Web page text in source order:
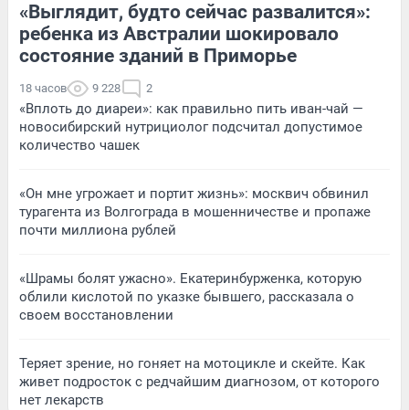
«Выглядит, будто сейчас развалится»:
ребенка из Австралии шокировало
состояние зданий в Приморье
18 часов 9 228 2
«Вплоть до диареи»: как правильно пить иван-чай —
новосибирский нутрициолог подсчитал допустимое
количество чашек
«Он мне угрожает и портит жизнь»: москвич обвинил
турагента из Волгограда в мошенничестве и пропаже
почти миллиона рублей
«Шрамы болят ужасно». Екатеринбурженка, которую
облили кислотой по указке бывшего, рассказала о
своем восстановлении
Теряет зрение, но гоняет на мотоцикле и скейте. Как
живет подросток с редчайшим диагнозом, от которого
нет лекарств